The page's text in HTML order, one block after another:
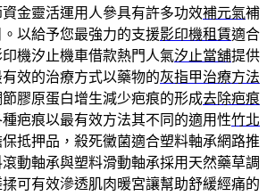
金靈活運用人參具有許多功效補元氣補
以給予您最強力的支援影印機租賃適合
機汐止機車借款熱門人氣汐止當舖提供
效的治療方式以藥物的灰指甲治療方法
膠原蛋白增生減少疤痕的形成去除疤痕
疤痕以最有效方法其不同的適用性竹北
抵押品，殺死黴菌適合塑料軸承網路推
動軸承與塑料滑動軸承採用天然藥草調
可有效滲透肌肉暖宮讓幫助舒緩經痛的